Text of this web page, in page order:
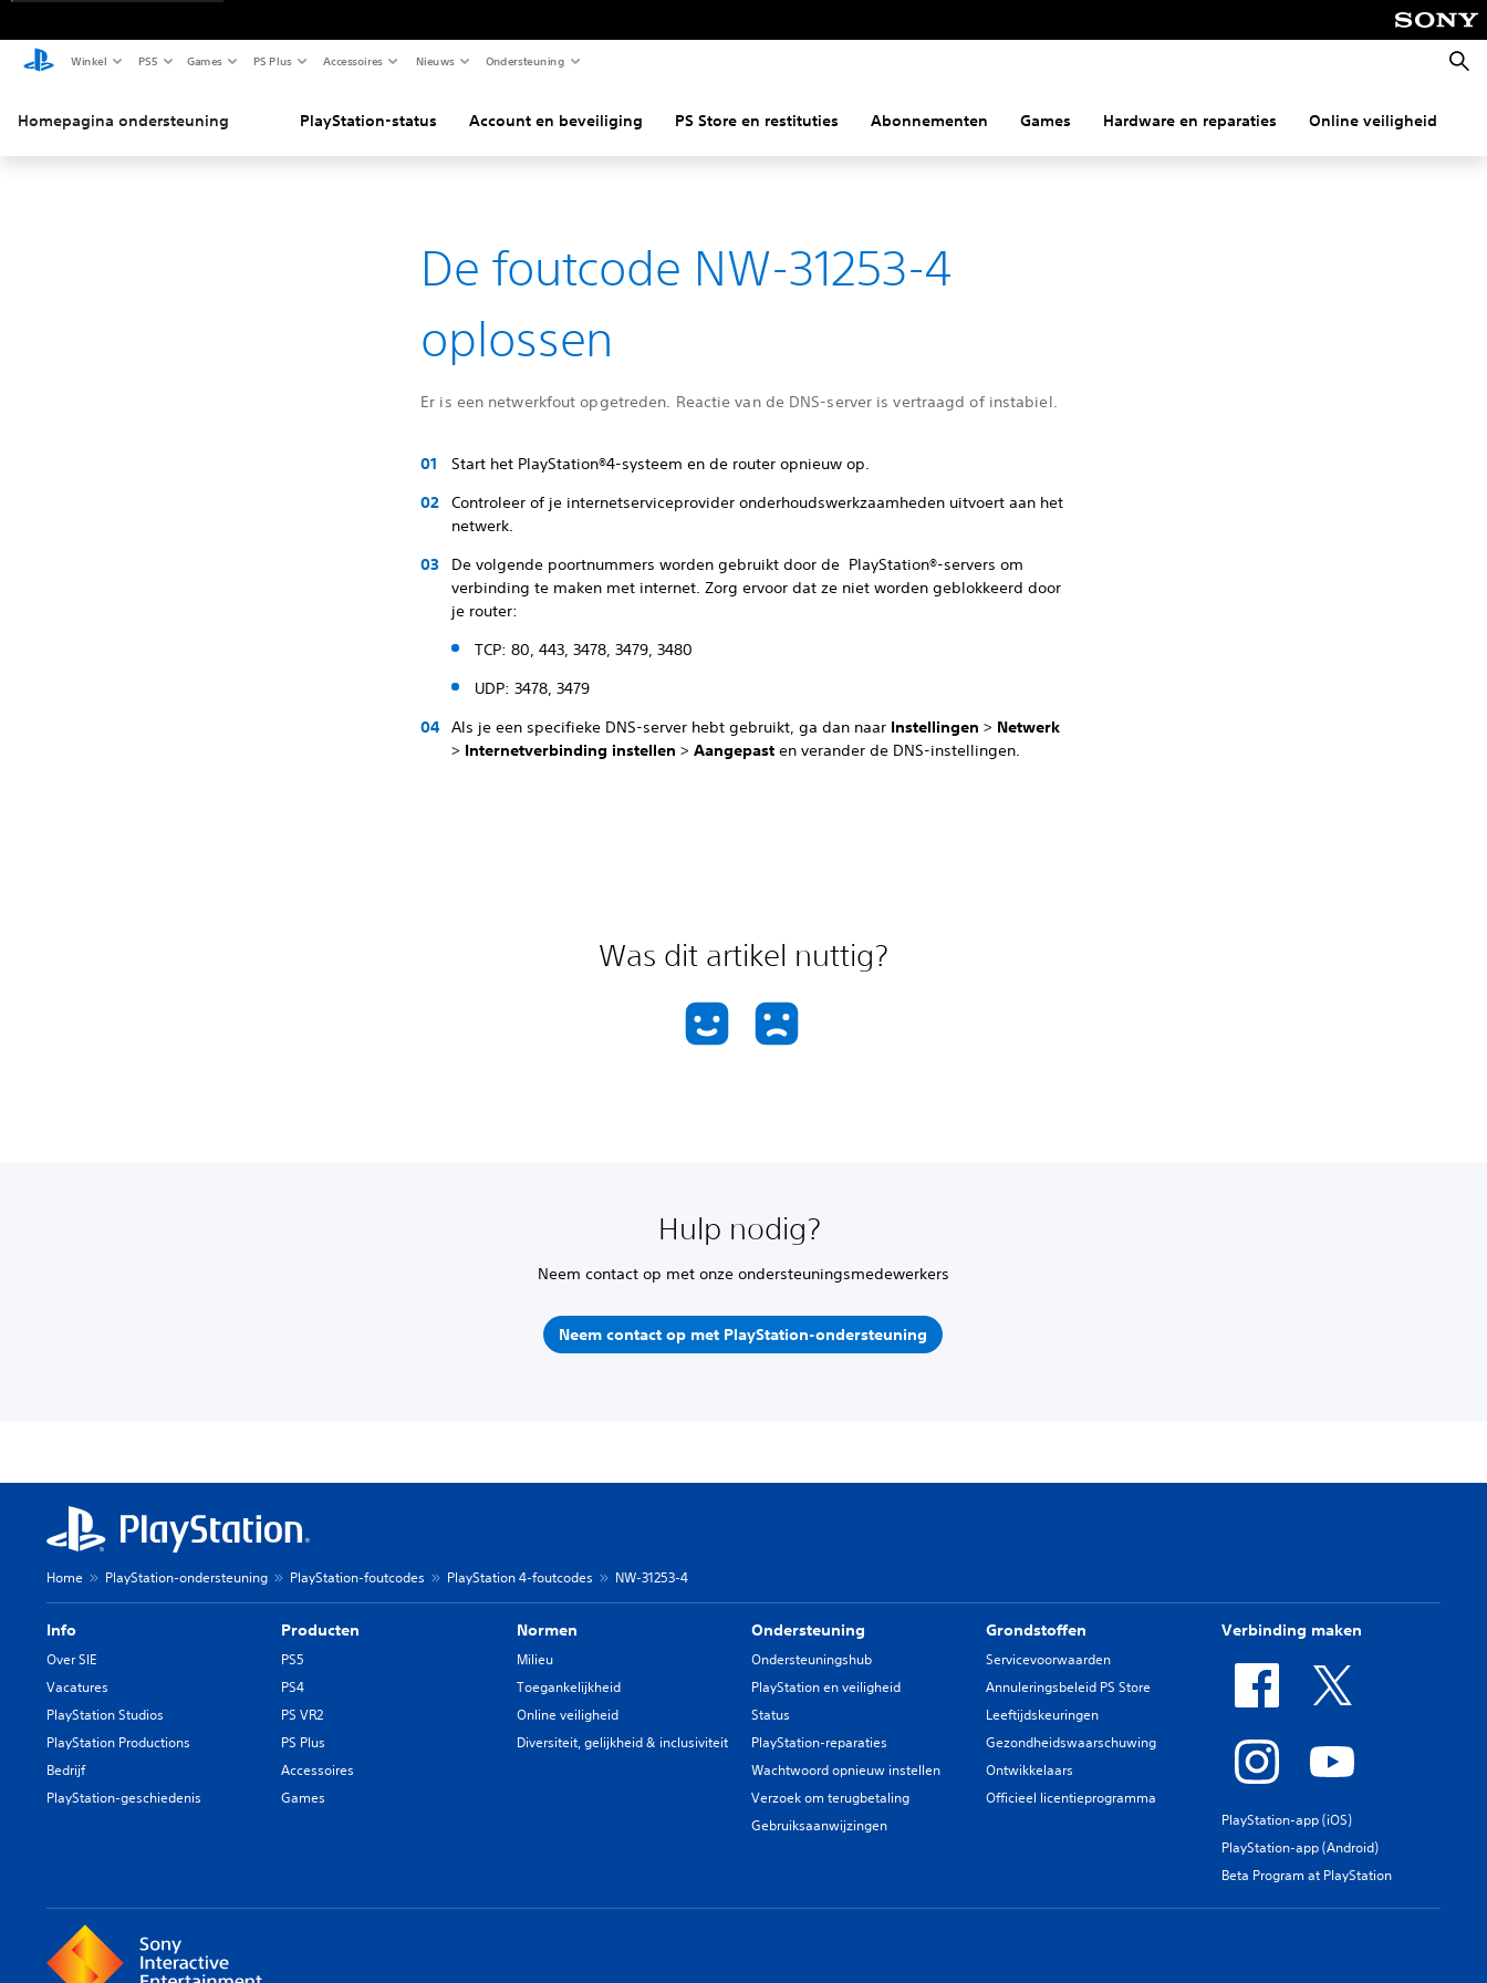
Winkel PS5 Games PS Plus Accessoires Nieuws Ondersteuning
Homepagina ondersteuning PlayStation-status Account en beveiliging PS Store en restituties Abonnementen Games Hardware en reparaties Online veiligheid
De foutcode NW-31253-4
oplossen
Er is een netwerkfout opgetreden. Reactie van de DNS-server is vertraagd of instabiel.
Start het PlayStation®4-systeem en de router opnieuw op.
Controleer of je internetserviceprovider onderhoudswerkzaamheden uitvoert aan het
netwerk.
De volgende poortnummers worden gebruikt door de PlayStation®-servers om
verbinding te maken met internet. Zorg ervoor dat ze niet worden geblokkeerd door
je router:
TCP: 80, 443, 3478, 3479, 3480
UDP: 3478, 3479
Als je een specifieke DNS-server hebt gebruikt, ga dan naar Instellingen > Netwerk
> Internetverbinding instellen >Aangepast en verander de DNS-instellingen.
Was dit artikel nuttig?
Hulp nodig?
Neem contact op met onze ondersteuningsmedewerkers
Neem contact op met PlayStation-ondersteuning
Home PlayStation-ondersteuning PlayStation-foutcodes PlayStation 4-foutcodes NW-31253-4
Info
Over SIE
Vacatures
PlayStation Studios
PlayStation Productions
Bedrijf
PlayStation-geschiedenis
Producten
PS5
PS4
PS VR2
PS Plus
Accessoires
Games
Normen
Milieu
Toegankelijkheid
Online veiligheid
Diversiteit, gelijkheid & inclusiviteit
Ondersteuning
Ondersteuningshub
PlayStation en veiligheid
Status
PlayStation-reparaties
Wachtwoord opnieuw instellen
Verzoek om terugbetaling
Gebruiksaanwijzingen
Grondstoffen
Servicevoorwaarden
Annuleringsbeleid PS Store
Leeftijdskeuringen
Gezondheidswaarschuwing
Ontwikkelaars
Officieel licentieprogramma
Verbinding maken
PlayStation-app (iOS)
PlayStation-app (Android)
Beta Program at PlayStation